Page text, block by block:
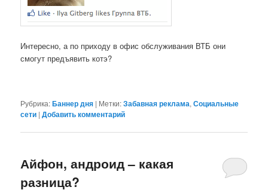
Интересно, а по приходу в офис обслуживания ВТБ они
смогут предъявить котэ?
Рубрика:Баннер дня | Метки:Забавная реклама,Социальные
сети |Добавить комментарий
Айфон, андроид – какая
разница?